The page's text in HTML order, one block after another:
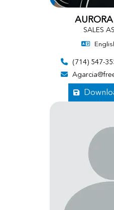
SALES
(714) 547-